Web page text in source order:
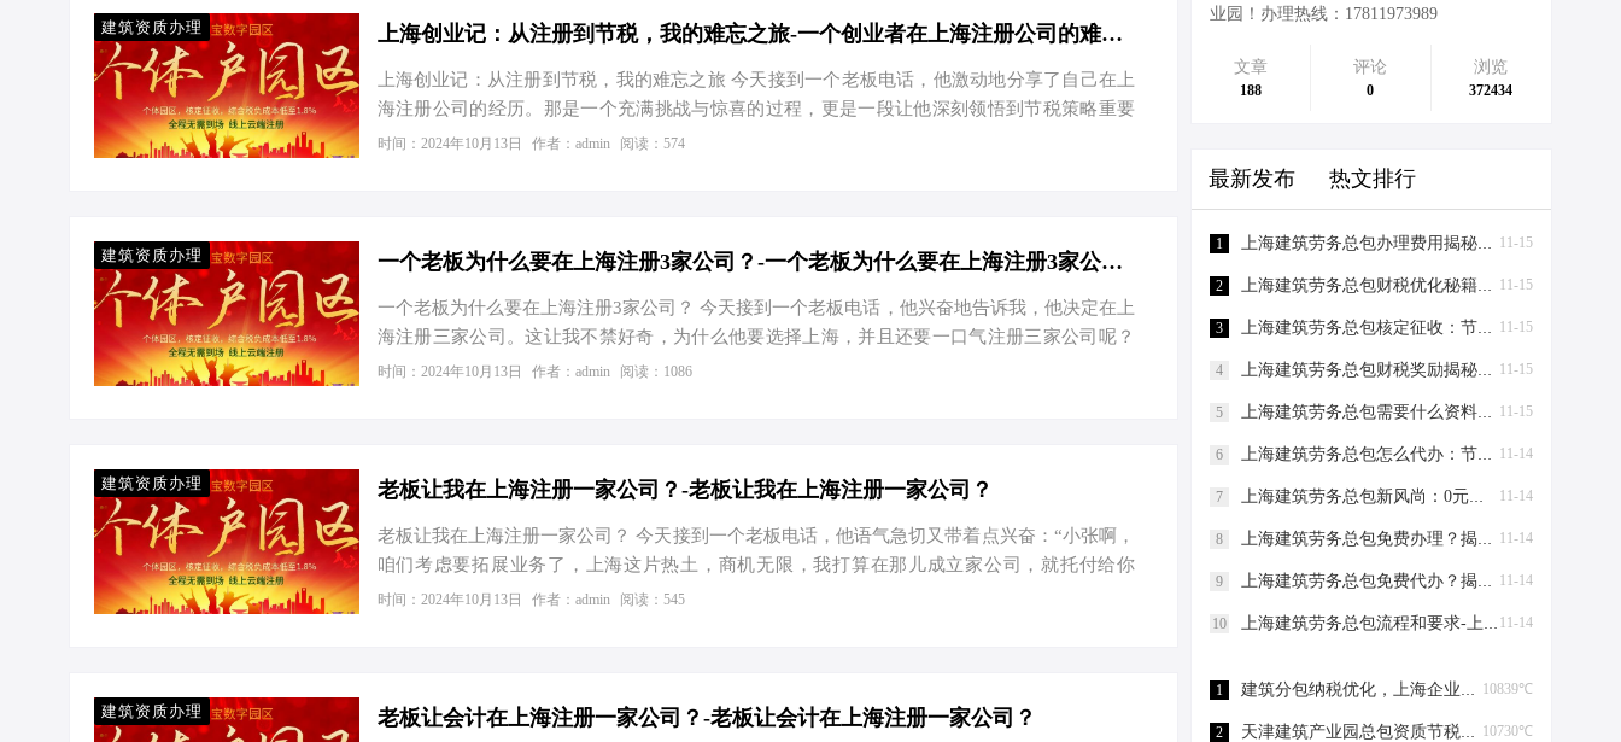
上或线下提交给工商局。 3. 领取营业执照 审核通过后，恭喜你，可以领取营业执照了！这…
建筑资质办理 上海创业记：从注册到节税，我的难忘之旅-一个创业者在上海注册公司的难忘经历
上海创业记：从注册到节税，我的难忘之旅 今天接到一个老板电话，他激动地分享了自己在上
海注册公司的经历。那是一个充满挑战与惊喜的过程，更是一段让他深刻领悟到节税策略重要
性的旅程。 初识工商，波折中的收获 当时，他怀揣着满腔热血，准备在上海这片繁华土地上开
的力量。 数字说话，节税的智慧 在经营过程中，他逐渐意识到，合理的税务规划对于企业的生
时间：2024年10月13日 作者：admin 阅读：574
建筑资质办理 一个老板为什么要在上海注册3家公司？-一个老板为什么要在上海注册3家公司？
一个老板为什么要在上海注册3家公司？ 今天接到一个老板电话，他兴奋地告诉我，他决定在上
海注册三家公司。这让我不禁好奇，为什么他要选择上海，并且还要一口气注册三家公司呢？
经过一番探讨，我终于明白了他的精明之处。 上海作为中国的经济中心，拥有得天独厚的商业
谓天壤之别。假设某老板的净利润为500万元，如果以有限公司的形式存在，他需要缴纳25%的
时间：2024年10月13日 作者：admin 阅读：1086
建筑资质办理 老板让我在上海注册一家公司？-老板让我在上海注册一家公司？
老板让我在上海注册一家公司？ 今天接到一个老板电话，他语气急切又带着点兴奋：“小张啊，
咱们考虑要拓展业务了，上海这片热土，商机无限，我打算在那儿成立家公司，就托付给你
了！”我心头一紧，这可不光是简单的注册流程，得把财税规划也做到最优。 一、上海：企业成
动、完善的产业链、丰富的人才资源，让上海成为创业的不二之选。 二、节税优化：个体…
时间：2024年10月13日 作者：admin 阅读：545
建筑资质办理 老板让会计在上海注册一家公司？-老板让会计在上海注册一家公司？
业园！办理热线：17811973989
文章
188
评论
0
浏览
372434
最新发布 热文排行
11-15
1 上海建筑劳务总包办理费用揭秘：0元注册，轻松成老板！-上海建筑劳务总包办理费用
11-15
2 上海建筑劳务总包财税优化秘籍！0元办资质，节税高达80%-上海建筑劳务总包财税优化
11-15
3 上海建筑劳务总包核定征收：节税新策略，助力企业轻装上阵！-上海建筑劳务总包核定征收
11-15
4 上海建筑劳务总包财税奖励揭秘：节税百万不是梦！-上海建筑劳务总包财税奖励
11-15
5 上海建筑劳务总包需要什么资料？-上海建筑劳务总包需要什么资料
11-14
6 上海建筑劳务总包怎么代办：节税妙招大揭秘！-上海建筑劳务总包怎么代办
11-14
7 上海建筑劳务总包新风尚：0元注册，节税有道，爱税宝助力企业轻装上阵！-上海建筑劳务总包需要到场吗？
11-14
8 上海建筑劳务总包免费办理？揭秘节税新策略！-上海建筑劳务总包免费办理吗？
11-14
9 上海建筑劳务总包免费代办？揭秘节税新策略，让您轻松成老板！-上海建筑劳务总包免费代办吗？
11-14
10 上海建筑劳务总包流程和要求-上海建筑劳务总包流程和要求
10839℃
1 建筑分包纳税优化，上海企业如何“节税”上海建筑分包纳税优化
10730℃
2 天津建筑产业园总包资质节税，妙招连连看！天津建筑产业园总包资质节税优化